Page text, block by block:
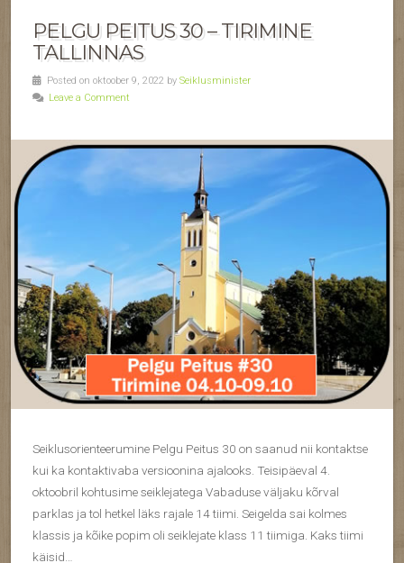
PELGU PEITUS 30 – TIRIMINE
TALLINNAS
Posted on oktoober 9, 2022 by Seiklusminister
Leave a Comment
Seiklusorienteerumine Pelgu Peitus 30 on saanud nii kontaktse
kui ka kontaktivaba versioonina ajalooks. Teisipäeval 4.
oktoobril kohtusime seiklejatega Vabaduse väljaku kõrval
parklas ja tol hetkel läks rajale 14 tiimi. Seigelda sai kolmes
klassis ja kõike popim oli seiklejate klass 11 tiimiga. Kaks tiimi
käisid…